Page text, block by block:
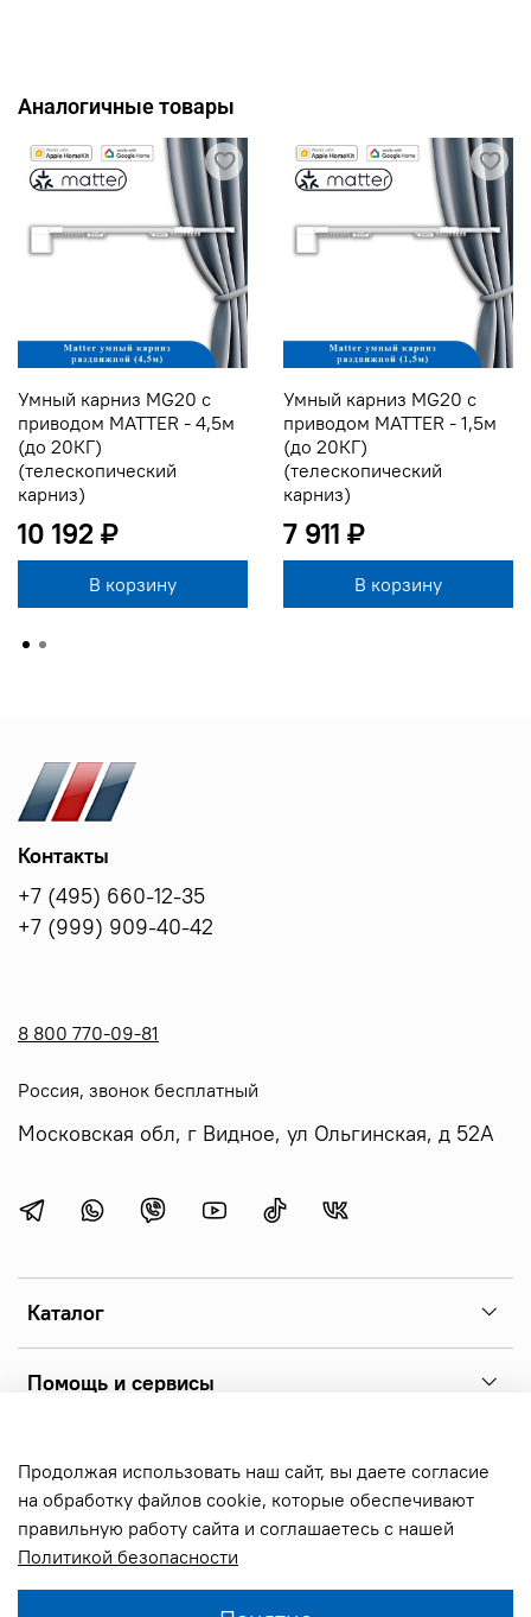
В корзину
Аналогичные товары
Умный карниз MG20 с
приводом MATTER - 4,5м
(до 20КГ)
(телескопический
карниз)
10 192 ₽
В корзину
Умный карниз MG20 с
приводом MATTER - 1,5м
(до 20КГ)
(телескопический
карниз)
7 911 ₽
В корзину
Каталог
Помощь и сервисы
Контакты
+7 (495) 660-12-35
+7 (999) 909-40-42
8 800 770-09-81
Россия, звонок бесплатный
Московская обл, г Видное, ул Ольгинская, д 52А
Copyright 2026 © sonoff.ru - фирменный интернет-магазин
реле sonoff, выключателей и аксессуаров. Все права
защищены.
Продолжая использовать наш сайт, вы даете согласие
на обработку файлов cookie, которые обеспечивают
правильную работу сайта и соглашаетесь с нашей
Политикой безопасности